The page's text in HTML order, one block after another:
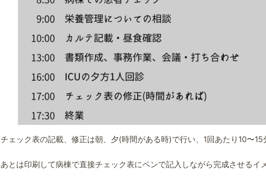
チェック表の記載、修正は朝、夕(時間がある時)で行い、1回あたり10〜15
あとは印刷して病棟で直接チェック表にペンで記入しながら完成させるイ